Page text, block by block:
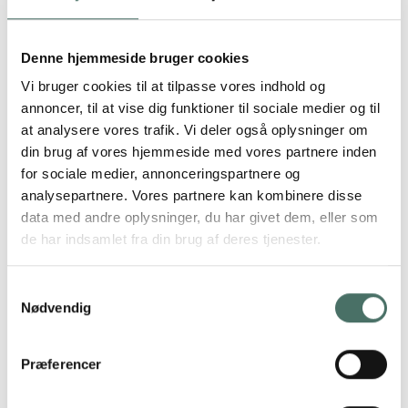
Denne hjemmeside bruger cookies
Vi bruger cookies til at tilpasse vores indhold og
annoncer, til at vise dig funktioner til sociale medier og til
at analysere vores trafik. Vi deler også oplysninger om
din brug af vores hjemmeside med vores partnere inden
for sociale medier, annonceringspartnere og
analysepartnere. Vores partnere kan kombinere disse
data med andre oplysninger, du har givet dem, eller som
de har indsamlet fra din brug af deres tjenester.
Nødvendig
Præferencer
Siden 1940 har den internationale ingeniør- og
teknologivirksomhed Topsoe udviklet processer inden
for heterogen katalyse og anlægsprojektering. I
Danmark beskæftiger Topsoe ca. 2000 medarbejdere,
og i Kgs. Lyngby ligger hovedsædet, som bl.a. rummer
adskillige laboratorier, der danner rammen om
virksomhedens forskningsarbejde.